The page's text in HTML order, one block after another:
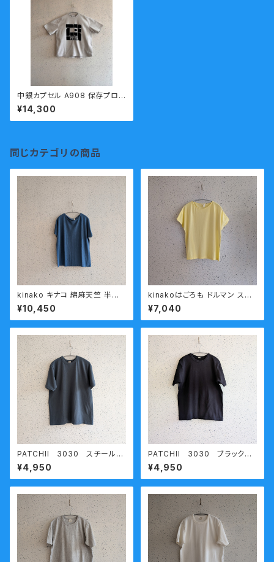
中銀カプセル A908 保存プロ
ジェクトTシャツ 和歌山近代
美術館 和歌山ニット ジャカ
ート編み 送料無料
¥14,300
同じカテゴリの商品
kinako キナコ 綿麻天竺 半袖
Tシャツ LCT-HT37 ブル
ー
¥10,450
kinakoはごろも ドルマン スリ
¥7,040
PATCHII 3030 スチールブ
ルー 熟成コットン 丸胴天竺
半袖Ｔシャツ 今城メリヤス
¥4,950
PATCHII 3030 ブラック
熟成コットン 丸胴天竺半袖Ｔ
シャツ 今城メリヤス
¥4,950